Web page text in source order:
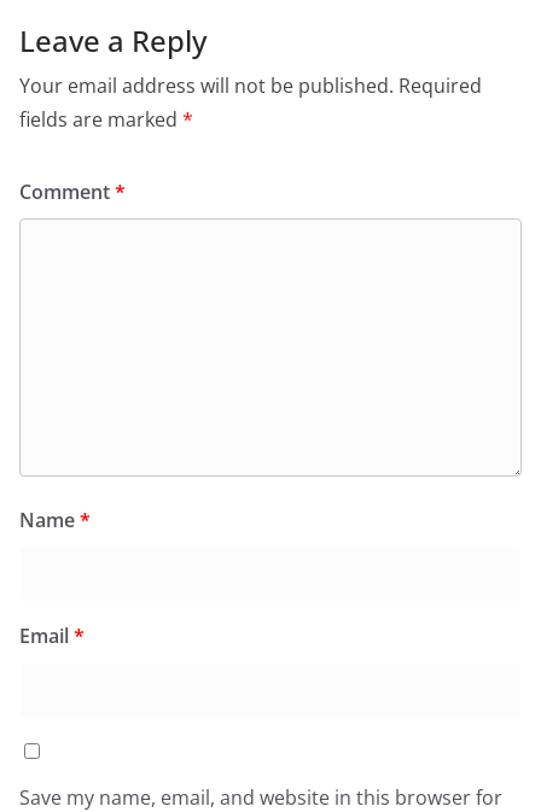
Leave a Reply
Your email address will not be published. Required
fields are marked *
Comment*
Name*
Email*
Save my name, email, and website in this browser for